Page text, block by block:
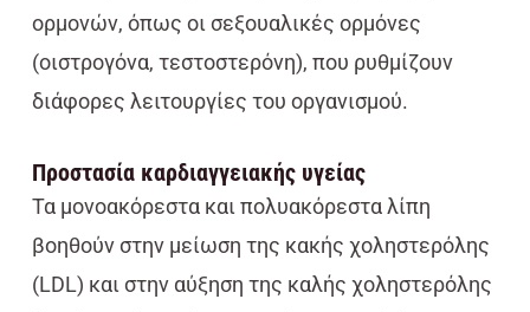
ορμονών, όπως οι σεξουαλικές ορμόνες
(οιστρογόνα, τεστοστερόνη), που ρυθμίζουν
διάφορες λειτουργίες του οργανισμού.
Προστασία καρδιαγγειακής υγείας
Τα μονοακόρεστα και πολυακόρεστα λίπη
βοηθούν στην μείωση της κακής χοληστερόλης
(LDL) και στην αύξηση της καλής χοληστερόλης